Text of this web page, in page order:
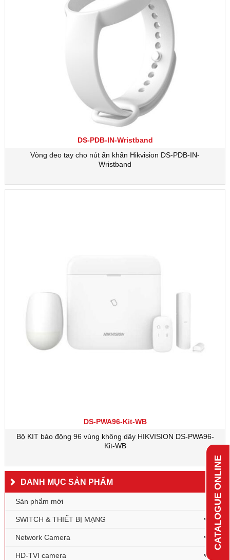
CATALOGUE ONLINE
DS-PDB-IN-Wristband
Vòng đeo tay cho nút ấn khẩn Hikvision DS-PDB-IN-
Wristband
DS-PWA96-Kit-WB
Bộ KIT báo động 96 vùng không dây HIKVISION DS-PWA96-
Kit-WB
DANH MỤC SẢN PHẨM
Sản phẩm mới
SWITCH & THIẾT BỊ MẠNG
Network Camera
HD-TVI camera